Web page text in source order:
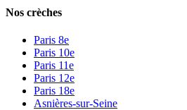
Nos crèches
Paris 8e
Paris 10e
Paris 11e
Paris 12e
Paris 18e
Asnières-sur-Seine